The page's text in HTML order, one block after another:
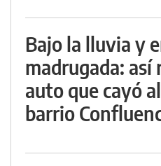
Bajo la lluvia y
madrugada: así
auto que cayó
barrio